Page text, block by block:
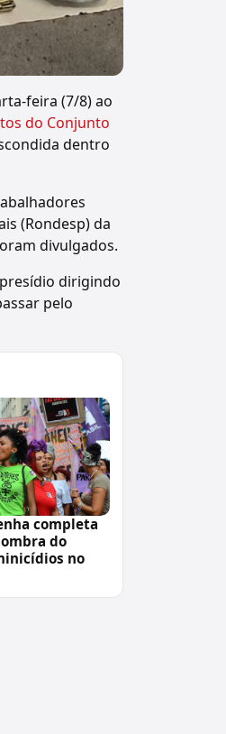
feira (7/8) ao
do Conjunto
dentro
(Rondesp) da
divulgados.
dirigindo
pelo
completa
do
no